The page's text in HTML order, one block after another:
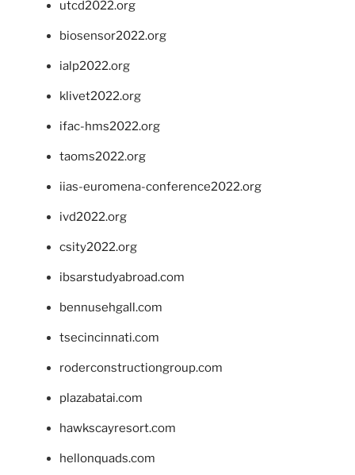
utcd2022.org
biosensor2022.org
ialp2022.org
klivet2022.org
ifac-hms2022.org
taoms2022.org
iias-euromena-conference2022.org
ivd2022.org
csity2022.org
ibsarstudyabroad.com
bennusehgall.com
tsecincinnati.com
roderconstructiongroup.com
plazabatai.com
hawkscayresort.com
hellonquads.com